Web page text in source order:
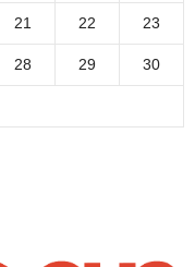
21 22 23
28 29 30